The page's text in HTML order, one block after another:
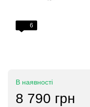
6
В наявності
8 790 грн